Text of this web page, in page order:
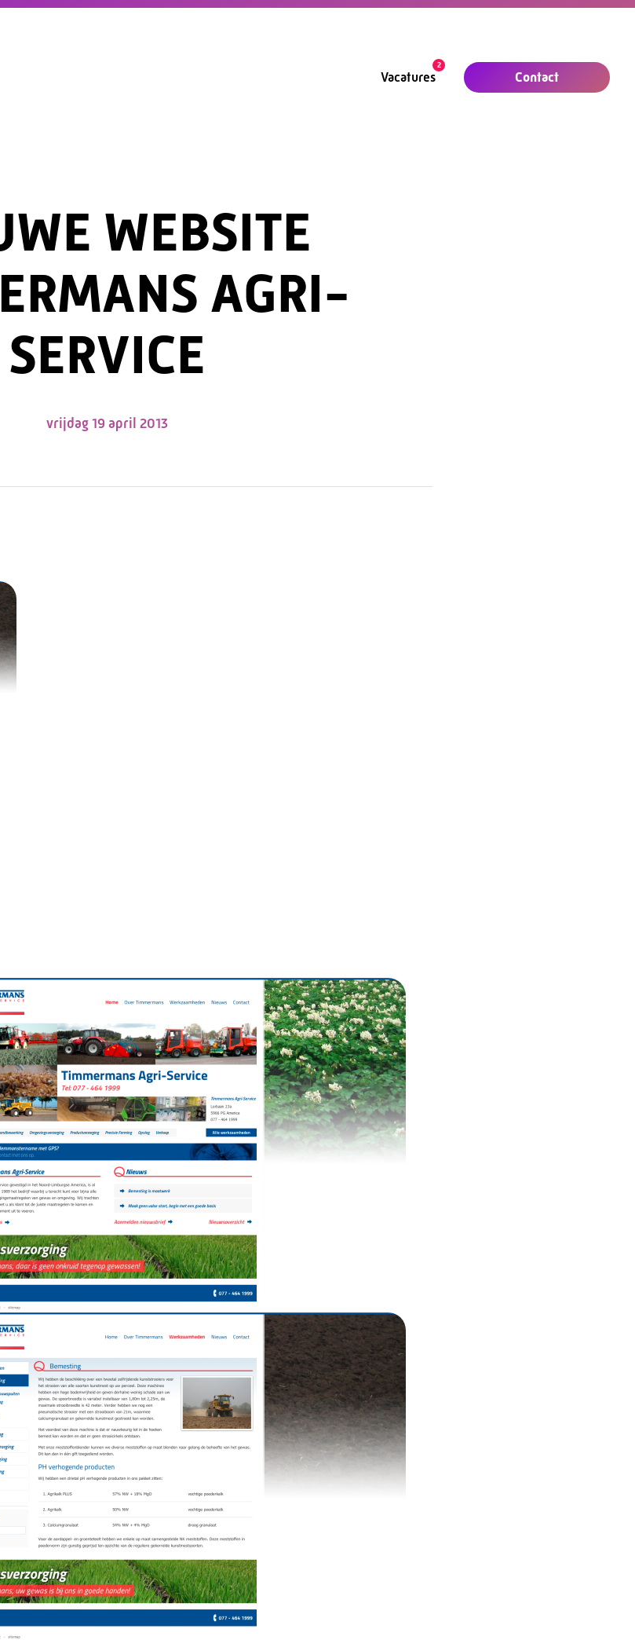
Vacatures
2
Contact
WEBSITE
AGRI-
SERVICE
vrijdag 19 april 2013